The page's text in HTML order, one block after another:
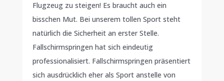
Flugzeug zu steigen! Es braucht auch ein
bisschen Mut. Bei unserem tollen Sport steht
natürlich die Sicherheit an erster Stelle.
Fallschirmspringen hat sich eindeutig
professionalisiert. Fallschirmspringen präsentiert
sich ausdrücklich eher als Sport anstelle von